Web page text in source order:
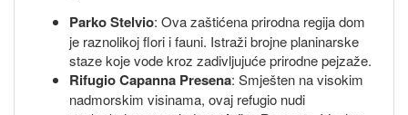
Parko Stelvio: Ova zaštićena prirodna regija dom
je raznolikoj flori i fauni. Istraži brojne planinarske
staze koje vode kroz zadivljujuće prirodne pejzaže.
Rifugio Capanna Presena: Smješten na visokim
nadmorskim visinama, ovaj refugio nudi